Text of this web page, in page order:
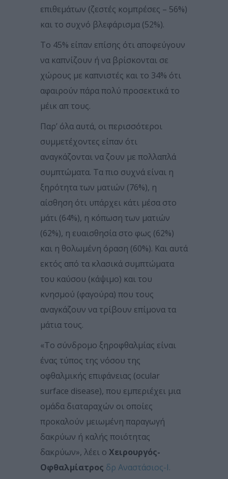
επιθεμάτων (ζεστές κομπρέσες – 56%)
και το συχνό βλεφάρισμα (52%).
Το 45% είπαν επίσης ότι αποφεύγουν
να καπνίζουν ή να βρίσκονται σε
χώρους με καπνιστές και το 34% ότι
αφαιρούν πάρα πολύ προσεκτικά το
μέικ απ τους.
Παρ’ όλα αυτά, οι περισσότεροι
συμμετέχοντες είπαν ότι
αναγκάζονται να ζουν με πολλαπλά
συμπτώματα. Τα πιο συχνά είναι η
ξηρότητα των ματιών (76%), η
αίσθηση ότι υπάρχει κάτι μέσα στο
μάτι (64%), η κόπωση των ματιών
(62%), η ευαισθησία στο φως (62%)
και η θολωμένη όραση (60%). Και αυτά
εκτός από τα κλασικά συμπτώματα
του καύσου (κάψιμο) και του
κνησμού (φαγούρα) που τους
αναγκάζουν να τρίβουν επίμονα τα
μάτια τους.
«Το σύνδρομο ξηροφθαλμίας είναι
ένας τύπος της νόσου της
οφθαλμικής επιφάνειας (ocular
surface disease), που εμπεριέχει μια
ομάδα διαταραχών οι οποίες
προκαλούν μειωμένη παραγωγή
δακρύων ή καλής ποιότητας
δακρύων», λέει ο Χειρουργός-
Οφθαλμίατρος δρ Αναστάσιος-Ι.